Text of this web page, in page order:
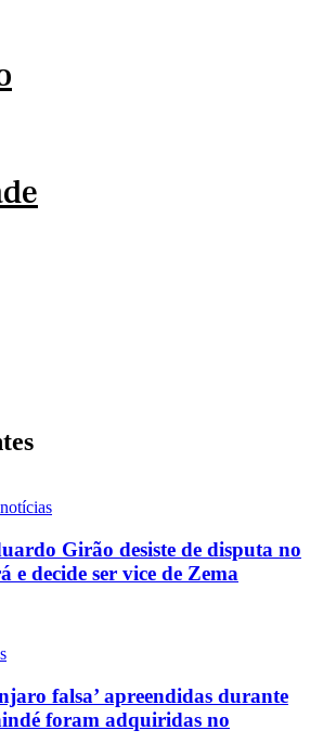
Girão desiste de disputa no
e decide ser vice de Zema
falsa’ apreendidas durante
foram adquiridas no